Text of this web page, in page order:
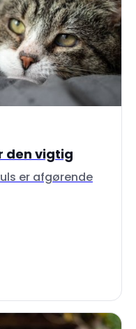
den vigtig
er afgørende